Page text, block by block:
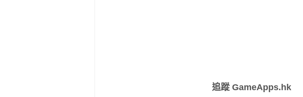
追蹤 GameApps.hk